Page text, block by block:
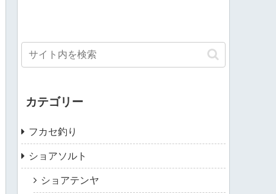
カテゴリー
フカセ釣り
ショアソルト
ショアテンヤ